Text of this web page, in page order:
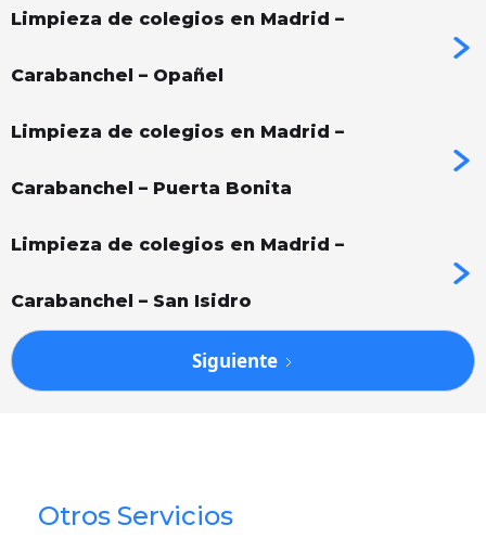
Limpieza de colegios en Madrid –
Carabanchel – Opañel
Limpieza de colegios en Madrid –
Carabanchel – Puerta Bonita
Limpieza de colegios en Madrid –
Carabanchel – San Isidro
Siguiente
Otros Servicios